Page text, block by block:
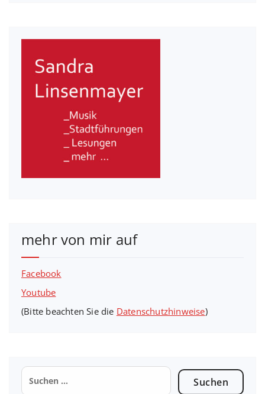
mehr von mir auf
Facebook
Youtube
(Bitte beachten Sie die Datenschutzhinweise)
Suchen
nach: